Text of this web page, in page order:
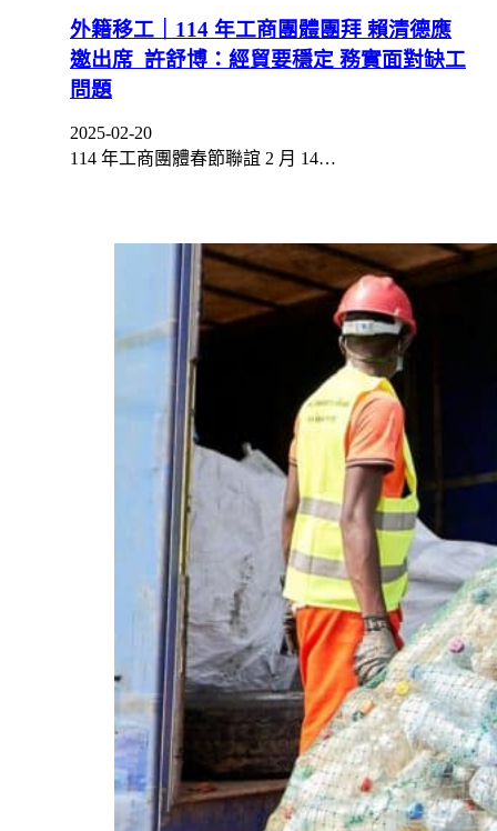
外籍移工｜114 年工商團體團拜 賴清德應
邀出席 許舒博：經貿要穩定 務實面對缺工
問題
2025-02-20
114 年工商團體春節聯誼 2 月 14…